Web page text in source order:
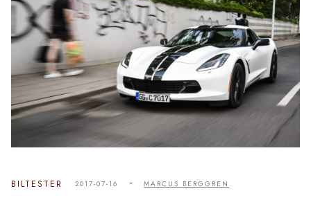
BILTESTER 2017-07-16 - MARCUS BERGGREN